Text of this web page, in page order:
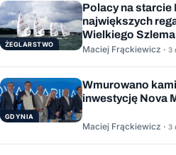
ŻEGLARSTWO
Polacy na starcie
największych
Wielkiego Szlema
Maciej Frąckiewicz · 3
GDYNIA
Wmurowano
inwestycję Nova
Maciej Frąckiewicz · 3